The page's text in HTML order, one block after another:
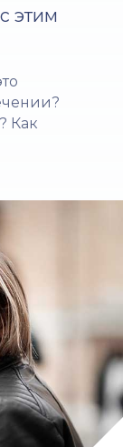
этим
Как